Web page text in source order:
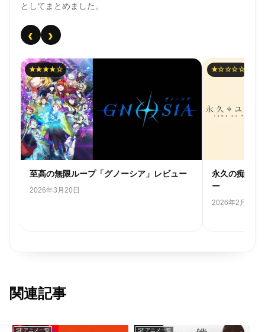
としてまとめました。
‹ ›
★★★★☆
至高の無限ループ「グノーシア」レビュー
2026年3月20日
★☆☆☆☆
永久の痴話喧
ー
2026年2月28日
関連記事
SFアニメ一覧 SFアニメ一覧